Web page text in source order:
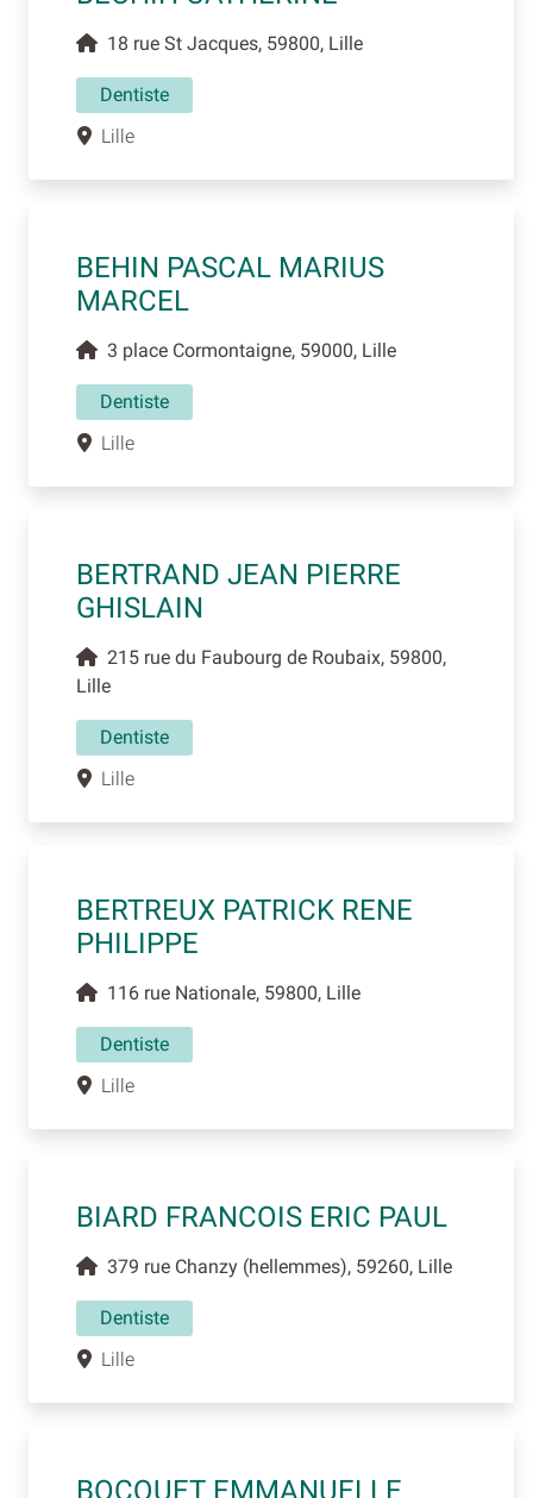
18 rue St Jacques, 59800, Lille
Dentiste
Lille
BEHIN PASCAL MARIUS
MARCEL
3 place Cormontaigne, 59000, Lille
Dentiste
Lille
BERTRAND JEAN PIERRE
GHISLAIN
215 rue du Faubourg de Roubaix, 59800,
Lille
Dentiste
Lille
BERTREUX PATRICK RENE
PHILIPPE
116 rue Nationale, 59800, Lille
Dentiste
Lille
BIARD FRANCOIS ERIC PAUL
379 rue Chanzy (hellemmes), 59260, Lille
Dentiste
Lille
BOCQUET EMMANUELLE